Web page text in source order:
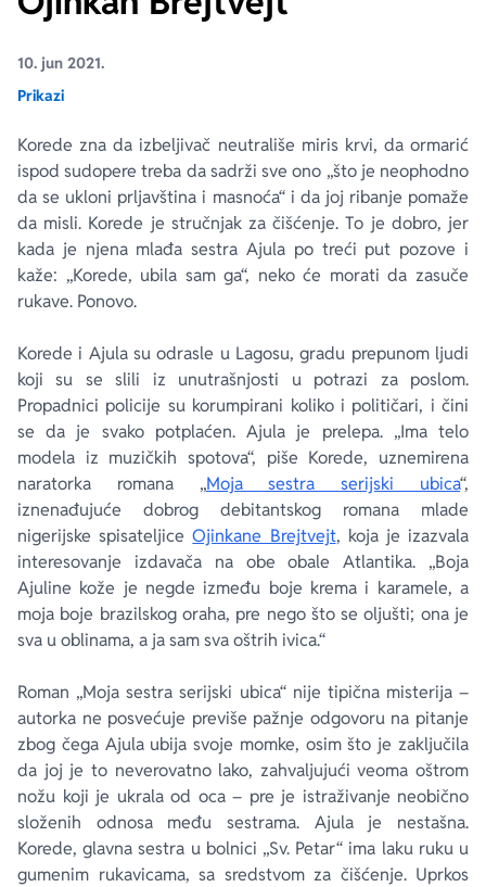
10. jun 2021.
Prikazi
Korede zna da izbeljivač neutrališe miris krvi, da ormarić
ispod sudopere treba da sadrži sve ono „što je neophodno
da se ukloni prljavština i masnoća“ i da joj ribanje pomaže
da misli. Korede je stručnjak za čišćenje. To je dobro, jer
kada je njena mlađa sestra Ajula po treći put pozove i
kaže: „Korede, ubila sam ga“, neko će morati da zasuče
rukave. Ponovo.
Korede i Ajula su odrasle u Lagosu, gradu prepunom ljudi
koji su se slili iz unutrašnjosti u potrazi za poslom.
Propadnici policije su korumpirani koliko i političari, i čini
se da je svako potplaćen. Ajula je prelepa. „Ima telo
modela iz muzičkih spotova“, piše Korede, uznemirena
naratorka romana „Moja sestra serijski ubica“,
iznenađujuće dobrog debitantskog romana mlade
nigerijske spisateljiceOjinkane Brejtvejt, koja je izazvala
interesovanje izdavača na obe obale Atlantika. „Boja
Ajuline kože je negde između boje krema i karamele, a
moja boje brazilskog oraha, pre nego što se oljušti; ona je
sva u oblinama, a ja sam sva oštrih ivica.“
Roman „Moja sestra serijski ubica“ nije tipična misterija –
autorka ne posvećuje previše pažnje odgovoru na pitanje
zbog čega Ajula ubija svoje momke, osim što je zaključila
da joj je to neverovatno lako, zahvaljujući veoma oštrom
nožu koji je ukrala od oca – pre je istraživanje neobično
složenih odnosa među sestrama. Ajula je nestašna.
Korede, glavna sestra u bolnici „Sv. Petar“ ima laku ruku u
gumenim rukavicama, sa sredstvom za čišćenje. Uprkos
Ekranizovane knjige
E-knjige
Autori
Poezija
Biografija
Bojan Ljubenović
Milica Jakovljević Mir-Jam
Peter Handke
Elif Šafak